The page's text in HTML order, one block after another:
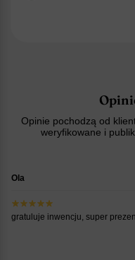
Opinie pochodzą od
weryfikowane i
Ola
gratuluje inwencju, super